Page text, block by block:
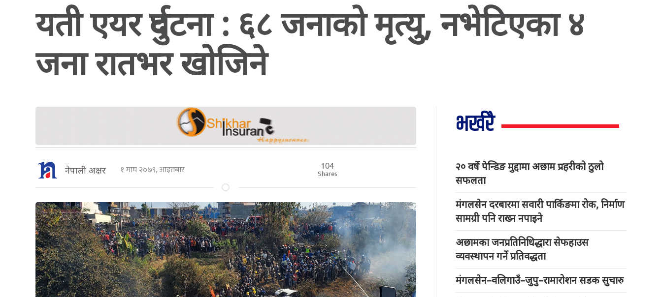
यती एयर दुर्घटना : ६८ जनाको मृत्यु, नभेटिएका ४
जना रातभर खोजिने
नेपाली अक्षर १ माघ २०७९, आइतबार 104
Shares
भर्खरै
२० वर्षे पेन्डिङ मुद्दामा अछाम प्रहरीको ठुलो
सफलता
मंगलसेन दरबारमा सवारी पार्किङमा रोक, निर्माण
सामग्री पनि राख्न नपाइने
अछामका जनप्रतिनिधिद्धारा सेफहाउस
व्यवस्थापन गर्ने प्रतिवद्धता
मंगलसेन–वलिगाउँ–जुपु–रामारोशन सडक सुचारु